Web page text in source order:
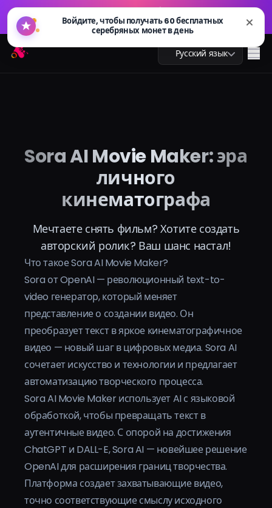
🔥GPT Image 2.0 уже доступен: быстрее, умнее и готов
к 4K. Попробуйте сейчас
Arting AI Русский язык
AI обучение
AI изображения
AI инструменты
Тарифы
Войти
🔥GPT Image 2.0 уже доступен: быстрее, умнее и готов
Sora AI Movie Maker: эра
личного
кинематографа
Мечтаете снять фильм? Хотите создать
авторский ролик? Ваш шанс настал!
Что такое Sora AI Movie Maker?
Sora от OpenAI — революционный text-to-
video генератор, который меняет
представление о создании видео. Он
преобразует текст в яркое кинематографичное
видео — новый шаг в цифровых медиа. Sora AI
сочетает искусство и технологии и предлагает
автоматизацию творческого процесса.
Sora AI Movie Maker использует AI с языковой
обработкой, чтобы превращать текст в
аутентичные видео. С опорой на достижения
ChatGPT и DALL-E, Sora AI — новейшее решение
OpenAI для расширения границ творчества.
Платформа создает захватывающие видео,
точно соответствующие смыслу исходного
Войдите, чтобы получать 60 бесплатных
серебряных монет в день